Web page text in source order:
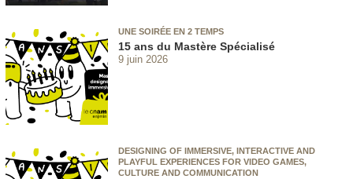
UNE SOIRÉE EN 2 TEMPS
15 ans du Mastère Spécialisé
9 juin 2026
DESIGNING OF IMMERSIVE, INTERACTIVE AND
PLAYFUL EXPERIENCES FOR VIDEO GAMES,
CULTURE AND COMMUNICATION